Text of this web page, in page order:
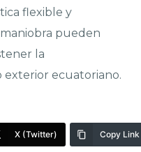
flexible y
pueden
la
ecuatoriano.
X (Twitter) Copy Link